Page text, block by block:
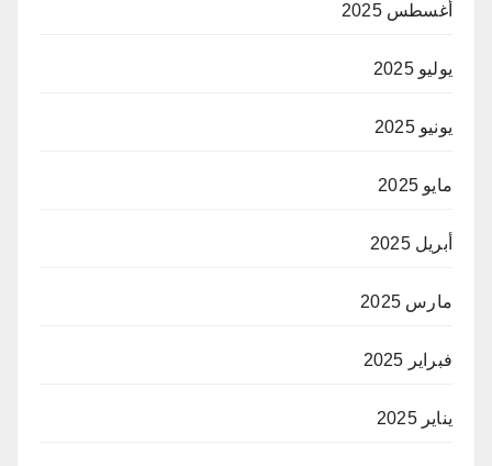
أغسطس 2025
يوليو 2025
يونيو 2025
مايو 2025
أبريل 2025
مارس 2025
فبراير 2025
يناير 2025